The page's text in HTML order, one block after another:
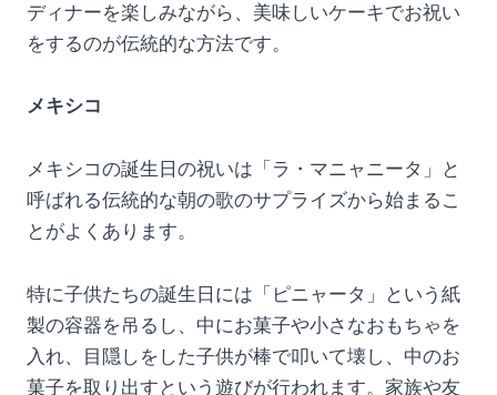
ディナーを楽しみながら、美味しいケーキでお祝い
をするのが伝統的な方法です。
メキシコ
メキシコの誕生日の祝いは「ラ・マニャニータ」と
呼ばれる伝統的な朝の歌のサプライズから始まるこ
とがよくあります。
特に子供たちの誕生日には「ピニャータ」という紙
製の容器を吊るし、中にお菓子や小さなおもちゃを
入れ、目隠しをした子供が棒で叩いて壊し、中のお
菓子を取り出すという遊びが行われます。家族や友